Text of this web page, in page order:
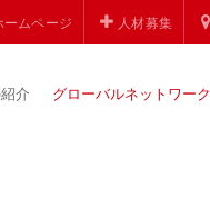
ームページ 人材募集
介 グローバルネットワーク